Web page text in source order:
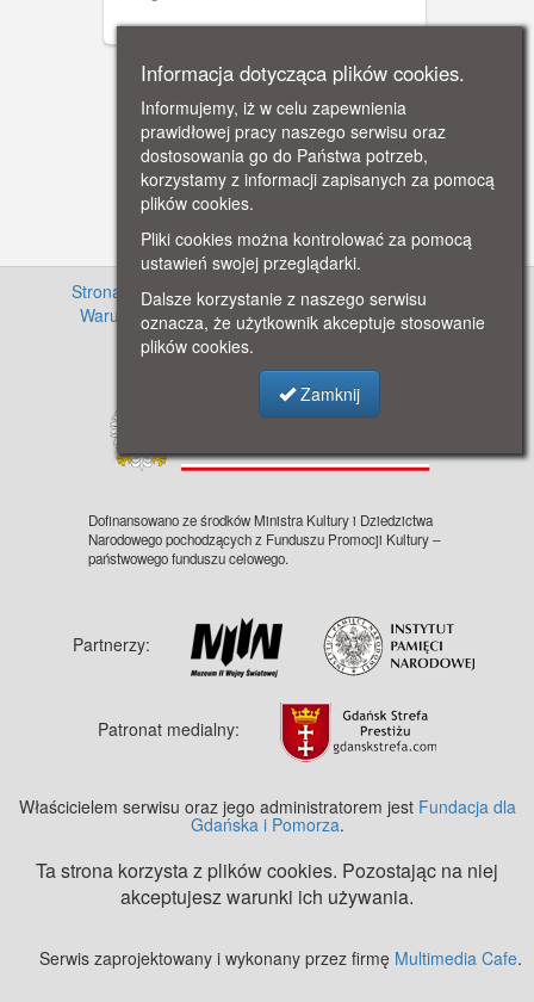
Strona główna · Informacje o projekcie · Cennik
Warunki używania zasobów
· Kontakt ·
Regulamin
serwisu
· Polityka prywatności
Dofinansowano ze środków Ministra Kultury i Dziedzictwa
Narodowego pochodzących z Funduszu Promocji Kultury –
państwowego funduszu celowego.
Partnerzy:
Patronat medialny:
Właścicielem serwisu oraz jego administratorem jest Fundacja dla
Gdańska i Pomorza.
Ta strona korzysta z plików cookies. Pozostając na niej
akceptujesz warunki ich używania.
Serwis zaprojektowany i wykonany przez firmę Multimedia Cafe.
Informacja dotycząca plików cookies.
Informujemy, iż w celu zapewnienia
prawidłowej pracy naszego serwisu oraz
dostosowania go do Państwa potrzeb,
korzystamy z informacji zapisanych za pomocą
plików cookies.
Pliki cookies można kontrolować za pomocą
ustawień swojej przeglądarki.
Dalsze korzystanie z naszego serwisu
oznacza, że użytkownik akceptuje stosowanie
plików cookies.
Zamknij